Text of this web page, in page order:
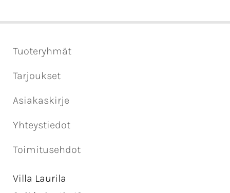
Tuoteryhmät
Tarjoukset
Asiakaskirje
Yhteystiedot
Toimitusehdot
Villa Laurila